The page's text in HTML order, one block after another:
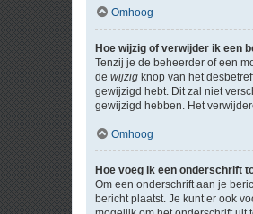
Omhoog
Hoe wijzig of verwijder ik een
Tenzij je de beheerder of een
de wijzig knop van het
gewijzigd hebt. Dit zal niet
gewijzigd hebben. Het
Omhoog
Hoe voeg ik een onderschrift
Om een onderschrift aan je
bericht plaatst. Je kunt er ook